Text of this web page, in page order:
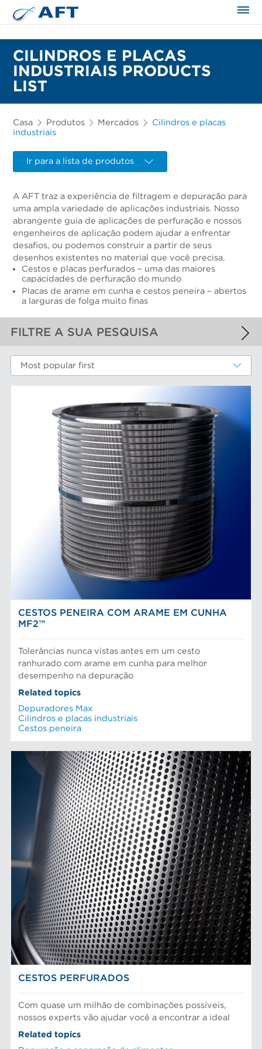
CILINDROS E PLACAS
INDUSTRIAIS PRODUCTS
LIST
Casa Produtos Mercados
Cilindros e placas
industriais
Ir para a lista de produtos
A AFT traz a experiência de filtragem e depuração para
uma ampla variedade de aplicações industriais. Nosso
abrangente guia de aplicações de perfuração e nossos
engenheiros de aplicação podem ajudar a enfrentar
desafios, ou podemos construir a partir de seus
desenhos existentes no material que você precisa.
Cestos e placas perfurados – uma das maiores
capacidades de perfuração do mundo
Placas de arame em cunha e cestos peneira – abertos
a larguras de folga muito finas
FILTRE A SUA PESQUISA
FILTROS APLICADOS
Cilindros e placas industriais
MAIS FILTROS
COMPONENTS DE DESGASTE DE
DESEMPENHO
Cestos peneira
Discos e insertos do refinador
Elementos do filtro
Placas depuradoras
Rotores de depurador
MARCAS AFT
Depuradores Max
Refinação Finebar
Sistemas de aproximação POM
Tecnologia Aikawa
MERCADOS
Aproximação da máquina de papel
Cilindros e placas industriais
Depuração e separação de alimentos
Fibras químicas
Fibras recicladas
Pasta Mecanica
Refinação de fibras
Testes e laboratório
EQUIPAMENTO
Preparação do material
Sistema de aproximação
AFT- UMA EMPRESA MOVIDA POR
Most popular first
CESTOS PENEIRA COM ARAME EM CUNHA
MF2™
Tolerâncias nunca vistas antes em um cesto
ranhurado com arame em cunha para melhor
desempenho na depuração
Related topics
Depuradores Max
Cilindros e placas industriais
Cestos peneira
CESTOS PERFURADOS
Com quase um milhão de combinações possíveis,
nossos experts vão ajudar você a encontrar a ideal
Related topics